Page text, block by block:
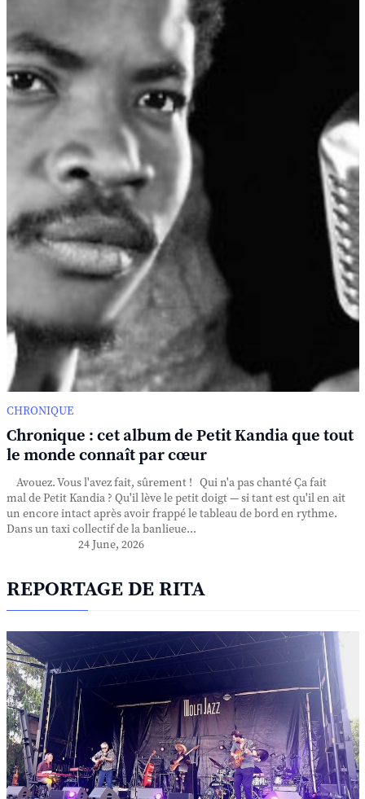
CHRONIQUE
Chronique : cet album de Petit Kandia que tout
le monde connaît par cœur
Avouez. Vous l'avez fait, sûrement ! Qui n'a pas chanté Ça fait
mal de Petit Kandia ? Qu'il lève le petit doigt — si tant est qu'il en ait
un encore intact après avoir frappé le tableau de bord en rythme.
Dans un taxi collectif de la banlieue...
24 June, 2026
REPORTAGE DE RITA